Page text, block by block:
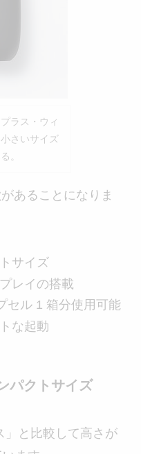
ラス・ウィ
さいサイズ
。
あることになりま
サイズ
レイの搭載
セル 1 箱分使用可能
な起動
パクトサイズ
」と比較して高さが